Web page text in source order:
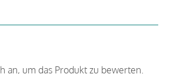
an, um das Produkt zu bewerten.